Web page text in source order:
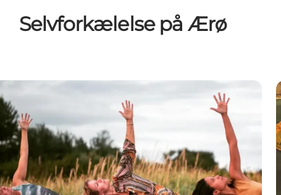
Selvforkælelse på Ærø
Yoga House